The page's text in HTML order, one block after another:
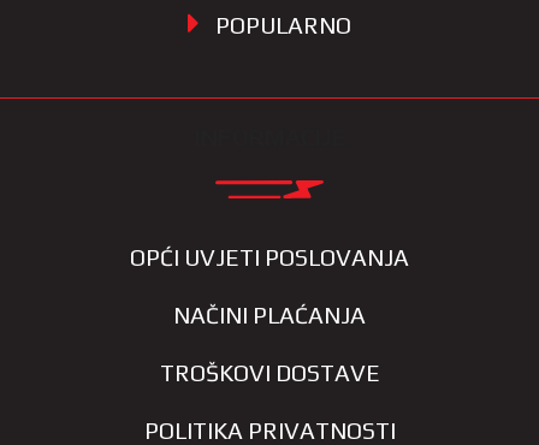
POPULARNO
OPĆI UVJETI POSLOVANJA
NAČINI PLAĆANJA
TROŠKOVI DOSTAVE
POLITIKA PRIVATNOSTI